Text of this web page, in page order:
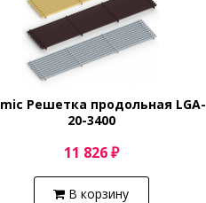
Решетка продольная LGA-
20-3400
11 826 ₽
В корзину